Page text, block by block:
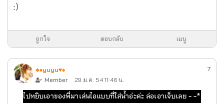
:)
ถูกใจ ตอบกลับ เมนู
♣♦yuyu♥♠
Member
29 ม.ค. 54 11:46 น.
7
ไปหยิบเอาของพี่มาเล่นไอแบบที่ใส่น้ำอ่ะค่ะ ล่อเอาเจ็บเลย - -*